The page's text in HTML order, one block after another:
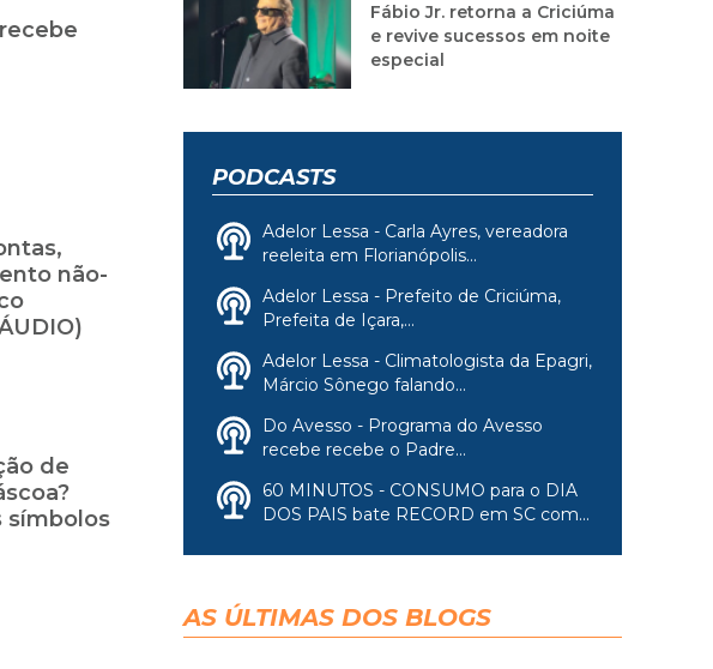
não-
de
símbolos
Fábio Jr. retorna a Criciúma
e revive sucessos em noite
especial
PODCASTS
Adelor Lessa - Carla Ayres, vereadora
reeleita em Florianópolis...
Adelor Lessa - Prefeito de Criciúma,
Prefeita de Içara,...
Adelor Lessa - Climatologista da Epagri,
Márcio Sônego falando...
Do Avesso - Programa do Avesso
recebe recebe o Padre...
60 MINUTOS - CONSUMO para o DIA
DOS PAIS bate RECORD em SC com...
AS ÚLTIMAS DOS BLOGS